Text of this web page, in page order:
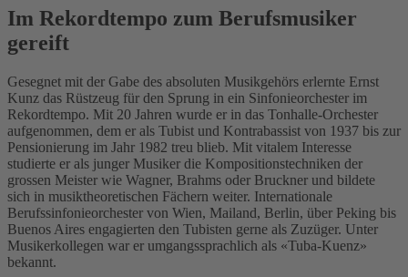
Im Rekordtempo zum Berufsmusiker
gereift
Gesegnet mit der Gabe des absoluten Musikgehörs erlernte Ernst
Kunz das Rüstzeug für den Sprung in ein Sinfonieorchester im
Rekordtempo. Mit 20 Jahren wurde er in das Tonhalle-Orchester
aufgenommen, dem er als Tubist und Kontrabassist von 1937 bis zur
Pensionierung im Jahr 1982 treu blieb. Mit vitalem Interesse
studierte er als junger Musiker die Kompositionstechniken der
grossen Meister wie Wagner, Brahms oder Bruckner und bildete
sich in musiktheoretischen Fächern weiter. Internationale
Berufssinfonieorchester von Wien, Mailand, Berlin, über Peking bis
Buenos Aires engagierten den Tubisten gerne als Zuzüger. Unter
Musikerkollegen war er umgangssprachlich als «Tuba-Kuenz»
bekannt.